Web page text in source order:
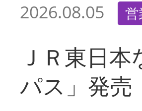
2026.08.05
ＪＲ東日
パス」発